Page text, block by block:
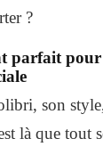
?
parfait
son
là que tout